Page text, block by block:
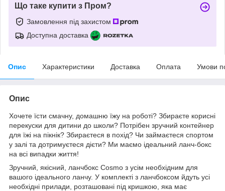
Що таке купити з Пром?
Замовлення під захистом
Доступна доставка
Опис Характеристики Доставка Оплата Умови
Опис
Хочете їсти смачну, домашню їжу на роботі? Збираєте корисні
перекуски для дитини до школи? Потрібен зручний контейнер
для їжі на пікнік? Збираєтеся в похід? Чи займаєтеся спортом
у залі та дотримуєтеся дієти? Ми маємо ідеальний ланч-бокс
на всі випадки життя!
Зручний, якісний, ланчбокс Cosmo з усім необхідним для
вашого ідеального ланчу. У комплекті з ланчбоксом йдуть усі
необхідні прилади, розташовані під кришкою, яка має